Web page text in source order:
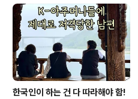
한국인이 하는 건 다 따라해야 함!